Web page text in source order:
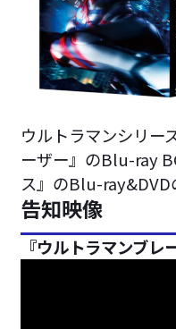
ウルトラマンシリー
ーザー』のBlu-ray
ス』のBlu-ray&DVD
告知映像
『ウルトラマンブ